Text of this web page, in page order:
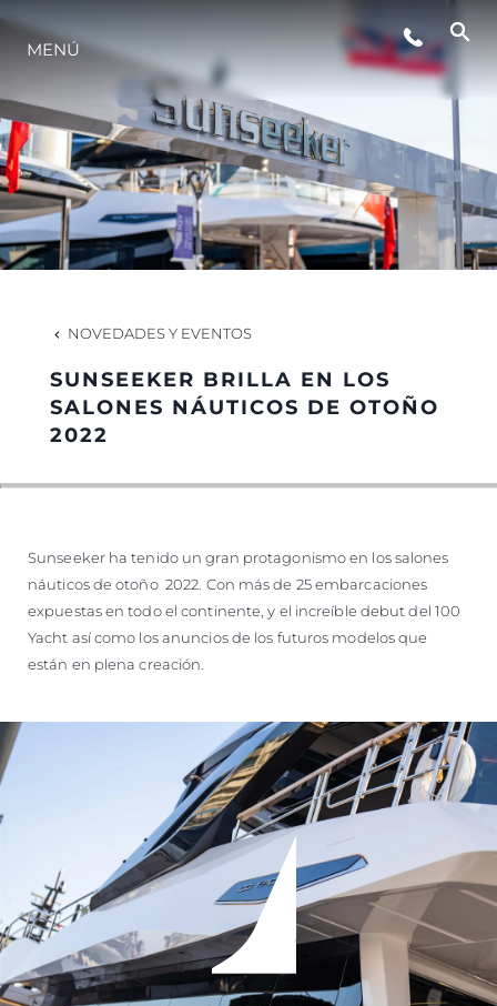
ESTILO DE VIDA
INNOVACIÓN
¿QUIÉNES SOMOS?
EL EQUIPO
HISTORIA
VALORE SU EMBARCACIÓN
MENÚ
NOVEDADES Y EVENTOS
SUNSEEKER BRILLA EN LOS
SALONES NÁUTICOS DE OTOÑO
2022
Sunseeker ha tenido un gran protagonismo en los salones
náuticos de otoño 2022. Con más de 25 embarcaciones
expuestas en todo el continente, y el increíble debut del 100
Yacht así como los anuncios de los futuros modelos que
están en plena creación.